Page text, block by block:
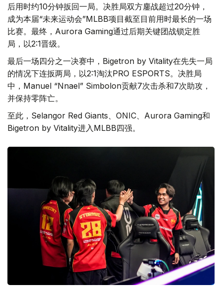
后用时约10分钟扳回一局。决胜局双方鏖战超过20分钟，
成为本届“未来运动会”MLBB项目截至目前用时最长的一场
比赛。最终，Aurora Gaming通过后期关键团战锁定胜
局，以2:1晋级。
最后一场四分之一决赛中，Bigetron by Vitality在先失一局
的情况下连扳两局，以2:1淘汰PRO ESPORTS。决胜局
中，Manuel “Nnael” Simbolon贡献7次击杀和7次助攻，
并保持零阵亡。
至此，Selangor Red Giants、ONIC、Aurora Gaming和
Bigetron by Vitality进入MLBB四强。